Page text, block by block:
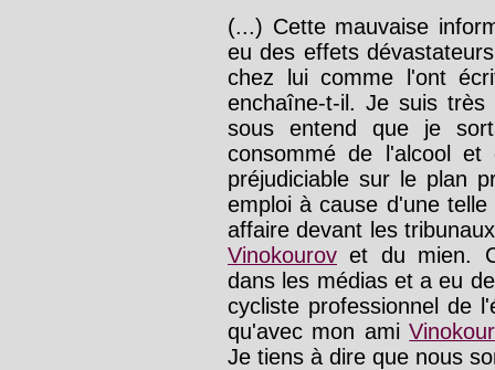
(...) Cette mauvaise
eu des effets
chez lui comme l'ont
enchaîne-t-il. Je suis
sous entend que je
consommé de l'alcool
préjudiciable sur le plan
emploi à cause d'une
affaire devant les
Vinokourov et du mien.
dans les médias et a eu
cycliste professionnel de
qu'avec mon ami
Je tiens à dire que nous